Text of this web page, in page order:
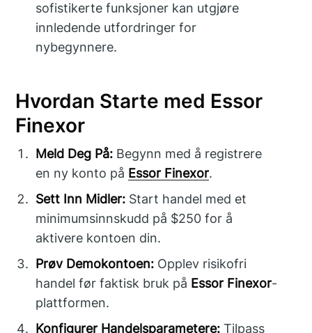
sofistikerte funksjoner kan utgjøre
innledende utfordringer for
nybegynnere.
Hvordan Starte med Essor
Finexor
Meld Deg På: Begynn med å registrere
en ny konto på Essor Finexor.
Sett Inn Midler: Start handel med et
minimumsinnskudd på $250 for å
aktivere kontoen din.
Prøv Demokontoen: Opplev risikofri
handel før faktisk bruk på Essor Finexor-
plattformen.
Konfigurer Handelsparametere: Tilpass